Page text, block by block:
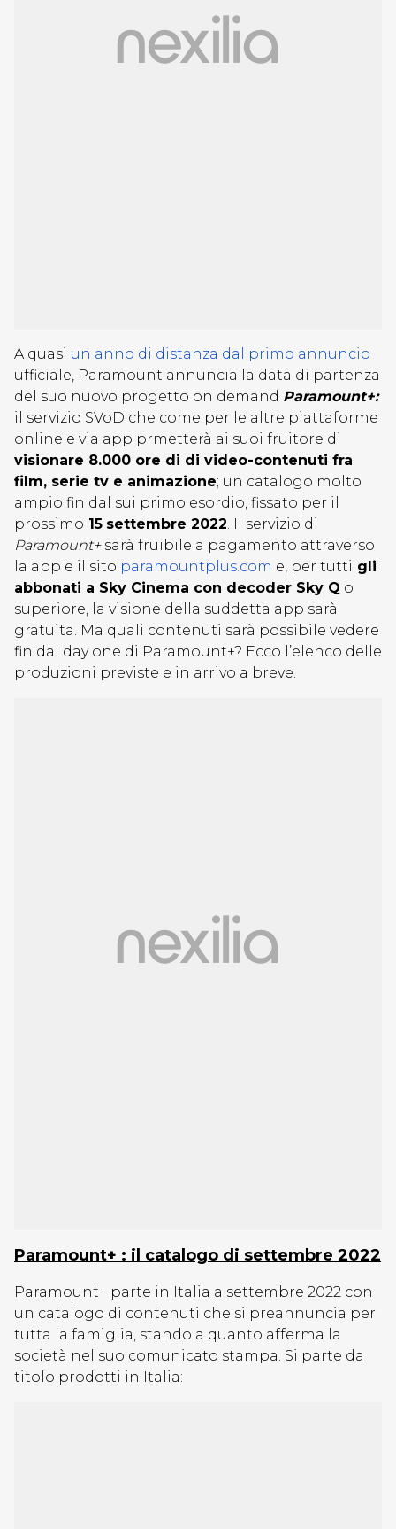
A quasi un anno di distanza dal primo annuncio
ufficiale, Paramount annuncia la data di partenza
del suo nuovo progetto on demand Paramount+:
il servizio SVoD che come per le altre piattaforme
online e via app prmetterà ai suoi fruitore di
visionare 8.000 ore di di video-contenuti fra
film, serie tv e animazione; un catalogo molto
ampio fin dal sui primo esordio, fissato per il
prossimo 15 settembre 2022. Il servizio di
Paramount+sarà fruibile a pagamento attraverso
la app e il sito paramountplus.com e, per tutti gli
abbonati a Sky Cinema con decoder Sky Q o
superiore, la visione della suddetta app sarà
gratuita. Ma quali contenuti sarà possibile vedere
fin dal day one di Paramount+? Ecco l’elenco delle
produzioni previste e in arrivo a breve.
Paramount+ : il catalogo di settembre 2022
Paramount+ parte in Italia a settembre 2022 con
un catalogo di contenuti che si preannuncia per
tutta la famiglia, stando a quanto afferma la
società nel suo comunicato stampa. Si parte da
titolo prodotti in Italia: